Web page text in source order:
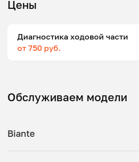
Цены
Диагностика ходовой части
от 750 руб.
Обслуживаем модели
Biante